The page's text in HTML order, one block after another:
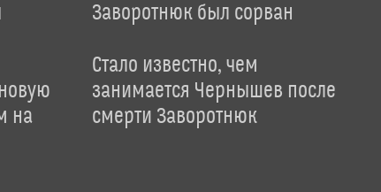
на
Заворотнюк был сорван
Стало известно, чем
занимается Чернышев после
смерти Заворотнюк